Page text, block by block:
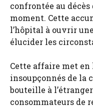
confrontée au décès
moment. Cette
l’hôpital à ouvrir
élucider les
Cette affaire met
insoupçonnés de la
bouteille à
consommateurs de